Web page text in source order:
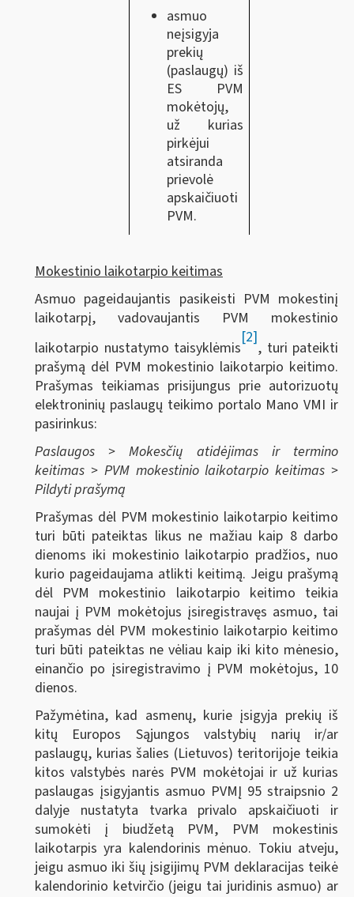
asmuo
neįsigyja
prekių
(paslaugų) iš
ES PVM
mokėtojų,
už kurias
pirkėjui
atsiranda
prievolė
apskaičiuoti
PVM.
Mokestinio laikotarpio keitimas
Asmuo pageidaujantis pasikeisti PVM mokestinį
laikotarpį, vadovaujantis PVM mokestinio
laikotarpio nustatymo taisyklėmis
[2]
, turi pateikti
prašymą dėl PVM mokestinio laikotarpio keitimo.
Prašymas teikiamas prisijungus prie autorizuotų
elektroninių paslaugų teikimo portalo Mano VMI ir
pasirinkus:
Paslaugos > Mokesčių atidėjimas ir termino
keitimas > PVM mokestinio laikotarpio keitimas >
Pildyti prašymą
Prašymas dėl PVM mokestinio laikotarpio keitimo
turi būti pateiktas likus ne mažiau kaip 8 darbo
dienoms iki mokestinio laikotarpio pradžios, nuo
kurio pageidaujama atlikti keitimą. Jeigu prašymą
dėl PVM mokestinio laikotarpio keitimo teikia
naujai į PVM mokėtojus įsiregistravęs asmuo, tai
prašymas dėl PVM mokestinio laikotarpio keitimo
turi būti pateiktas ne vėliau kaip iki kito mėnesio,
einančio po įsiregistravimo į PVM mokėtojus, 10
dienos.
Pažymėtina, kad asmenų, kurie įsigyja prekių iš
kitų Europos Sąjungos valstybių narių ir/ar
paslaugų, kurias šalies (Lietuvos) teritorijoje teikia
kitos valstybės narės PVM mokėtojai ir už kurias
paslaugas įsigyjantis asmuo PVMĮ 95 straipsnio 2
dalyje nustatyta tvarka privalo apskaičiuoti ir
sumokėti į biudžetą PVM, PVM mokestinis
laikotarpis yra kalendorinis mėnuo. Tokiu atveju,
jeigu asmuo iki šių įsigijimų PVM deklaracijas teikė
kalendorinio ketvirčio (jeigu tai juridinis asmuo) ar